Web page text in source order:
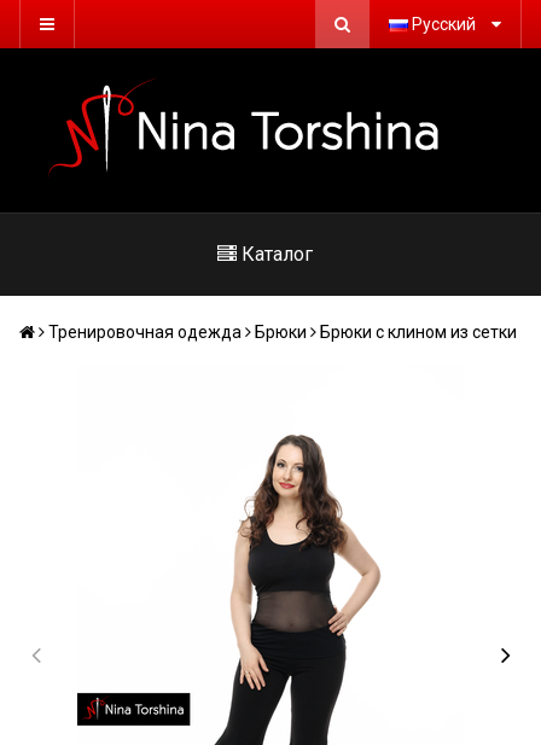
Русский
Каталог
Тренировочная одежда Брюки Брюки с клином из сетки